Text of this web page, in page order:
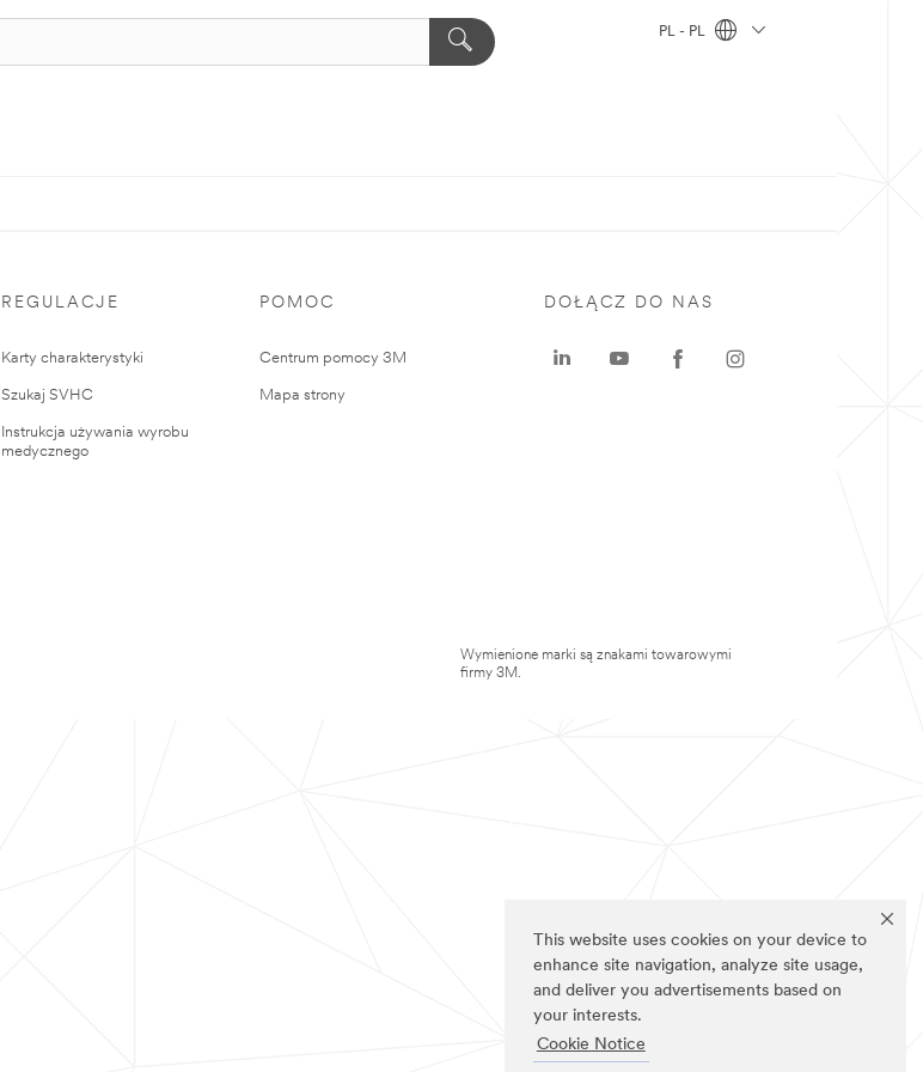
This website uses cookies on your device to
enhance site navigation, analyze site usage,
and deliver you advertisements based on
your interests.
Cookie Notice
PL - PL
REGULACJE
Karty charakterystyki
Szukaj SVHC
Instrukcja używania wyrobu
medycznego
POMOC
Centrum pomocy 3M
Mapa strony
DOŁĄCZ DO NAS
Wymienione marki są znakami towarowymi
firmy 3M.